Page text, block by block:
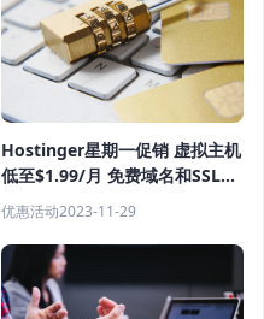
Hostinger星期一促销 虚拟主机
低至$1.99/月 免费域名和SSL证
书
优惠活动2023-11-29